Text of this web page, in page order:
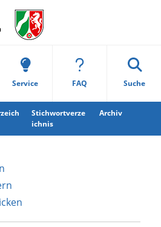
Service FAQ Suche
Stichwortverze
ichnis
Archiv